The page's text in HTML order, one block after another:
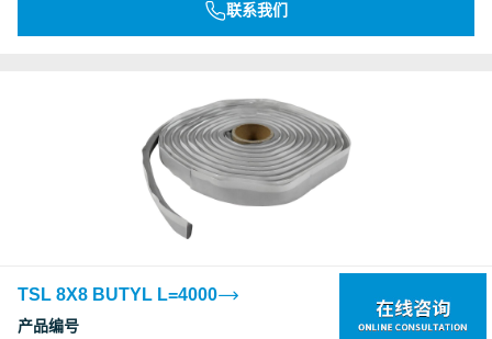
联系我们
TSL 8X8 BUTYL L=4000
产品编号